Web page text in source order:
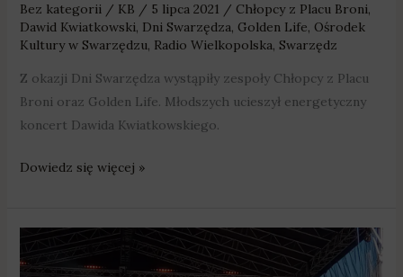
Bez kategorii/ KB / 5 lipca 2021 / Chłopcy z Placu Broni,
Dawid Kwiatkowski, Dni Swarzędza, Golden Life, Ośrodek
Kultury w Swarzędzu, Radio Wielkopolska, Swarzędz
Z okazji Dni Swarzędza wystąpiły zespoły Chłopcy z Placu
Broni oraz Golden Life. Młodszych ucieszył energetyczny
koncert Dawida Kwiatkowskiego.
Dowiedz się więcej »
gwiazdy